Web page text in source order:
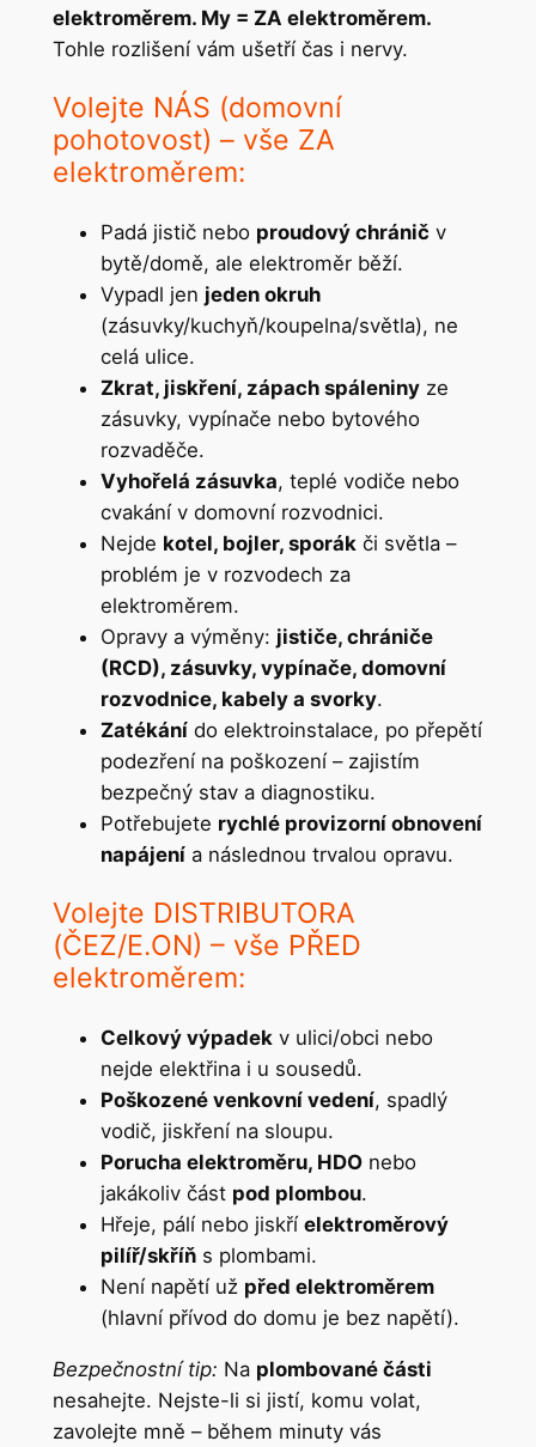
elektroměrem. My = ZA elektroměrem.
Tohle rozlišení vám ušetří čas i nervy.
Volejte NÁS (domovní
pohotovost) – vše ZA
elektroměrem:
Padá jistič nebo proudový chránič v
bytě/domě, ale elektroměr běží.
Vypadl jen jeden okruh
(zásuvky/kuchyň/koupelna/světla), ne
celá ulice.
Zkrat, jiskření, zápach spáleninyze
zásuvky, vypínače nebo bytového
rozvaděče.
Vyhořelá zásuvka, teplé vodiče nebo
cvakání v domovní rozvodnici.
Nejde kotel, bojler, sporákči světla –
problém je v rozvodech za
elektroměrem.
Opravy a výměny: jističe, chrániče
(RCD), zásuvky, vypínače, domovní
rozvodnice, kabely a svorky.
Zatékánído elektroinstalace, po přepětí
podezření na poškození – zajistím
bezpečný stav a diagnostiku.
Potřebujete rychlé provizorní obnovení
napájenía následnou trvalou opravu.
Volejte DISTRIBUTORA
(ČEZ/E.ON) – vše PŘED
elektroměrem:
Celkový výpadekv ulici/obci nebo
nejde elektřina i u sousedů.
Poškozené venkovní vedení, spadlý
vodič, jiskření na sloupu.
Porucha elektroměru, HDOnebo
jakákoliv část pod plombou.
Hřeje, pálí nebo jiskří elektroměrový
pilíř/skříňs plombami.
Není napětí už před elektroměrem
(hlavní přívod do domu je bez napětí).
Bezpečnostní tip: Na plombované části
nesahejte. Nejste-li si jistí, komu volat,
zavolejte mně – během minuty vás